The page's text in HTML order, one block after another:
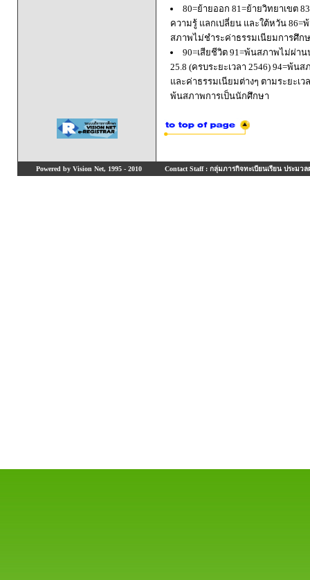
80=ย้ายออก 81=ย้ายวิทยาเขต
ความรู้ แลกเปลี่ยน และใต้หวัน
สภาพไม่ชำระค่าธรรมเนียมการศึก
90=เสียชีวิต 91=พ้นสภาพไม่ผ่า
25.8 (ครบระยะเวลา 2546) 94=พ้
และค่าธรรมเนียมต่างๆ ตามระยะเ
พ้นสภาพการเป็นนักศึกษา
Powered by Vision Net, 1995 - 2010 Contact Staff : กลุ่มภารกิจทะเบียนเรียน ประมวล